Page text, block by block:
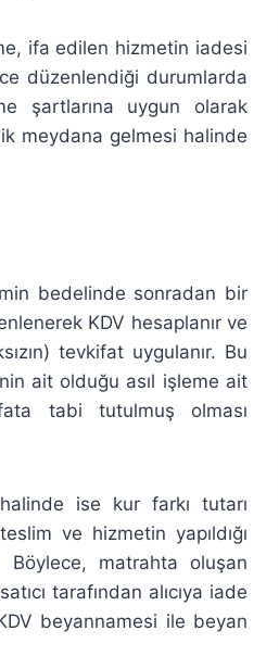
ifa edilen hizmetin iadesi
düzenlendiği durumlarda
şartlarına uygun olarak
meydana gelmesi halinde
bedelinde sonradan bir
KDV hesaplanır ve
tevkifat uygulanır. Bu
ait olduğu asıl işleme ait
tabi tutulmuş olması
ise kur farkı tutarı
ve hizmetin yapıldığı
Böylece, matrahta oluşan
tarafından alıcıya iade
beyannamesi ile beyan